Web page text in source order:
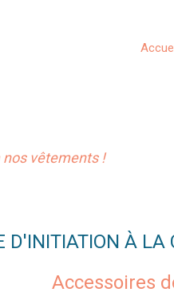
vêtements !
D'INITIATION À LA
Accessoires